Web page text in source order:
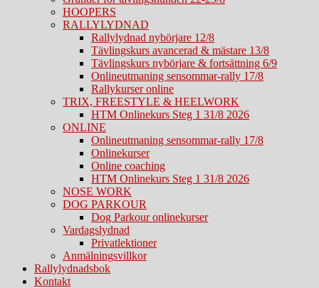
HOOPERS
RALLYLYDNAD
Rallylydnad nybörjare 12/8
Tävlingskurs avancerad & mästare 13/8
Tävlingskurs nybörjare & fortsättning 6/9
Onlineutmaning sensommar-rally 17/8
Rallykurser online
TRIX, FREESTYLE & HEELWORK
HTM Onlinekurs Steg 1 31/8 2026
ONLINE
Onlineutmaning sensommar-rally 17/8
Onlinekurser
Online coaching
HTM Onlinekurs Steg 1 31/8 2026
NOSE WORK
DOG PARKOUR
Dog Parkour onlinekurser
Vardagslydnad
Privatlektioner
Anmälningsvillkor
Rallylydnadsbok
Kontakt